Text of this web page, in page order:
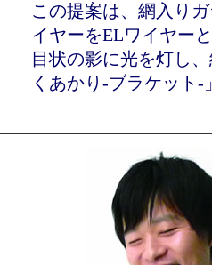
この提案は、網入り
イヤーをELワイヤー
目状の影に光を灯し
くあかり-ブラケット